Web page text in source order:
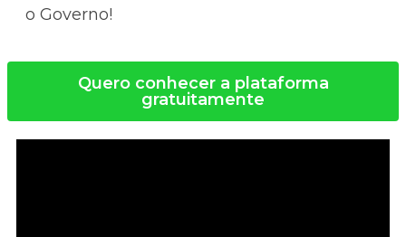
o Governo!
Quero conhecer a plataforma
gratuitamente